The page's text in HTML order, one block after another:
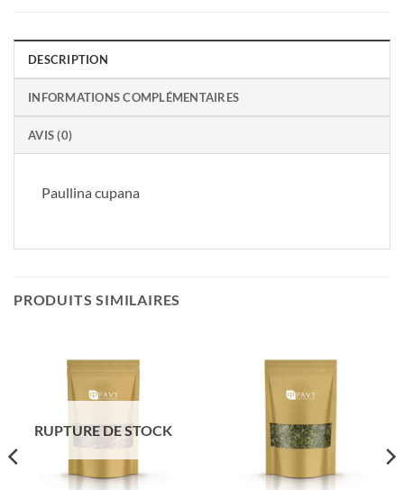
DESCRIPTION
INFORMATIONS COMPLÉMENTAIRES
AVIS (0)
Paullina cupana
PRODUITS SIMILAIRES
RUPTURE DE STOCK